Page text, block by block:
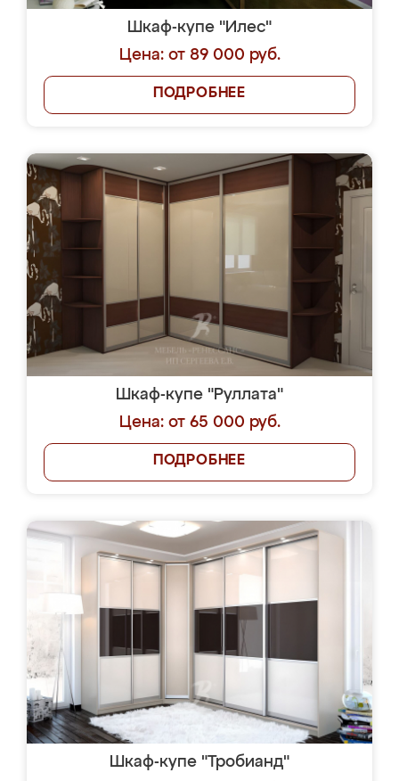
Шкаф-купе "Илес"
Цена: от 89 000 руб.
ПОДРОБНЕЕ
Шкаф-купе "Руллата"
Цена: от 65 000 руб.
ПОДРОБНЕЕ
Шкаф-купе "Тробианд"